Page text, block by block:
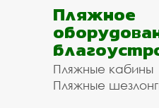
Пляжное
Пляжные кабины
Пляжные